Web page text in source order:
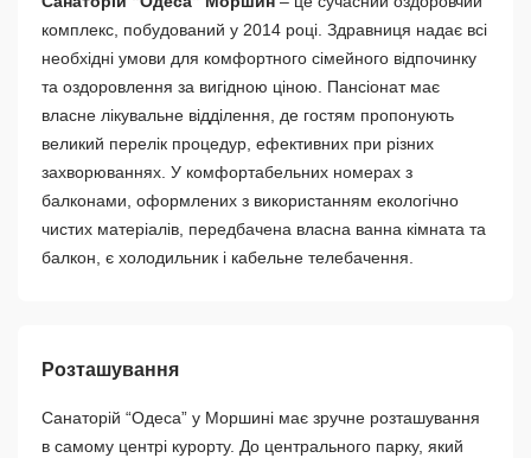
комплекс, побудований у 2014 році. Здравниця надає всі
необхідні умови для комфортного сімейного відпочинку
та оздоровлення за вигідною ціною. Пансіонат має
власне лікувальне відділення, де гостям пропонують
великий перелік процедур, ефективних при різних
захворюваннях. У комфортабельних номерах з
балконами, оформлених з використанням екологічно
чистих матеріалів, передбачена власна ванна кімната та
балкон, є холодильник і кабельне телебачення.
Розташування
Санаторій “Одеса” у Моршині має зручне розташування
в самому центрі курорту. До центрального парку, який